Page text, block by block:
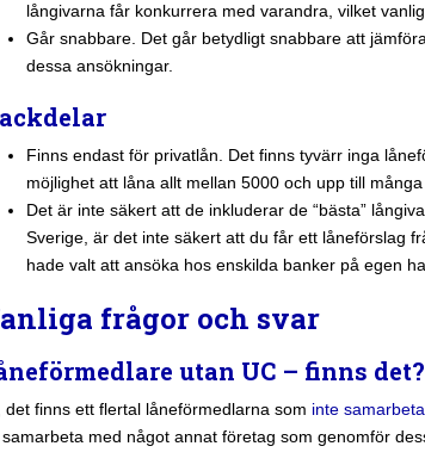
långivarna får konkurrera med varandra, vilket
Går snabbare. Det går betydligt snabbare att
dessa ansökningar.
Finns endast för privatlån. Det finns tyvärr inga
möjlighet att låna allt mellan 5000 och upp till
Det är inte säkert att de inkluderar de “bästa”
Sverige, är det inte säkert att du får ett låneförslag
hade valt att ansöka hos enskilda banker på egen
frågor och svar
utan UC – finns det?
det finns ett flertal låneförmedlarna som inte
med något annat företag som genomför